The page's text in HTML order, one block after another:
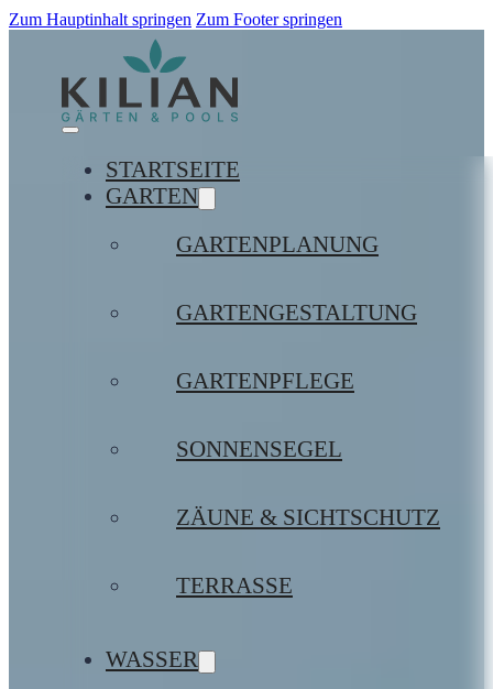
Zum Hauptinhalt springen Zum Footer springen
STARTSEITE
GARTEN
GARTENPLANUNG
GARTENGESTALTUNG
GARTENPFLEGE
SONNENSEGEL
ZÄUNE & SICHTSCHUTZ
TERRASSE
WASSER